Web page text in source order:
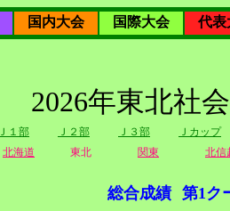
国内大会 国際大会
代表
2026年東北社
Ｊ１部 Ｊ２部 Ｊ３部
Ｊカップ
北海道 東北 関東 北信
総合成績 第1ク